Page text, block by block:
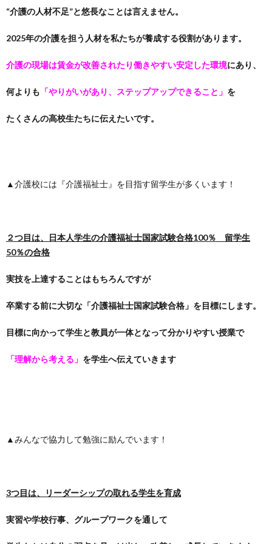
“介護の人材不足”と悠長なことは言えません。
2025年の介護を担う人材を私たちが養成する役割があります。
介護の現場は賃金が改善されたり働きやすい安定した環境にあり、
何よりも 「やりがいがあり、ステップアップできること」 を
たくさんの高校生たちに伝えたいです。
▲介護校には『介護福祉士』を目指す留学生が多くいます！
２つ目は、日本人学生の介護福祉士国家試験合格100％ 留学生
50％の合格
実技を上達することはもちろんですが
卒業する前に大切な「介護福祉士国家試験合格」を目標にします。
目標に向かって学生と教員が一体となって分かりやすい授業で
「理解から考える」 を学生へ伝えていきます
▲みんなで協力して勉強に励んでいます！
3つ目は、リーダーシップの取れる学生を育成
実習や学校行事、グループワークを通して